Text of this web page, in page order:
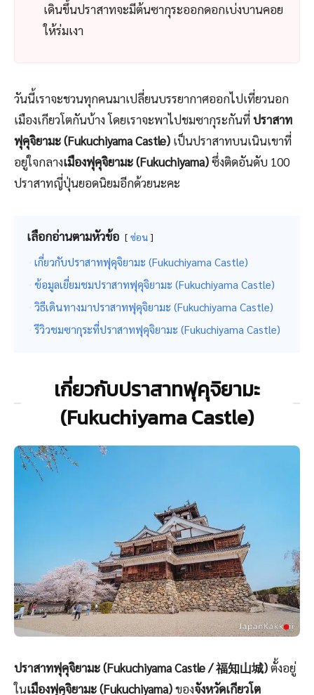
เดินขึ้นปราสาทจะมีต้นซากุระออกดอกเบ่งบานคอย
ให้ร่มเงา
วันนี้เราจะชวนทุกคนมาเปลี่ยนบรรยากาศออกไปเที่ยวนอก
เมืองเกียวโตกันบ้าง โดยเราจะพาไปชมซากุระกันที่ปราสาท
ฟุคุจิยามะ (Fukuchiyama Castle) เป็นปราสาทบนเนินเขาที่
อยู่ใจกลางเมืองฟุคุจิยามะ (Fukuchiyama)ซึ่งติดอันดับ 100
ปราสาทญี่ปุ่นยอดนิยมอีกด้วยนะคะ
เลือกอ่านตามหัวข้อ ซ่อน
เกี่ยวกับปราสาทฟุคุจิยามะ (Fukuchiyama Castle)
ข้อมูลเยี่ยมชมปราสาทฟุคุจิยามะ (Fukuchiyama Castle)
วิธีเดินทางมาปราสาทฟุคุจิยามะ (Fukuchiyama Castle)
รีวิวชมซากุระที่ปราสาทฟุคุจิยามะ (Fukuchiyama Castle)
เกี่ยวกับปราสาทฟุคุจิยามะ
(Fukuchiyama Castle)
ปราสาทฟุคุจิยามะ (Fukuchiyama Castle / 福知山城)ตั้งอยู่
ในเมืองฟุคุจิยามะ (Fukuchiyama)ของจังหวัดเกียวโต